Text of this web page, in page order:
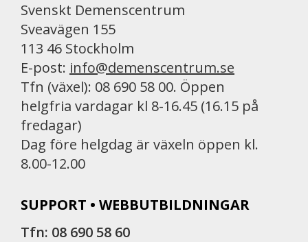
Svenskt Demenscentrum
Sveavägen 155
113 46 Stockholm
E-post: info@demenscentrum.se
Tfn (växel): 08 690 58 00. Öppen
helgfria vardagar kl 8-16.45 (16.15 på
fredagar)
Dag före helgdag är växeln öppen kl.
8.00-12.00
SUPPORT • WEBBUTBILDNINGAR
Tfn: 08 690 58 60